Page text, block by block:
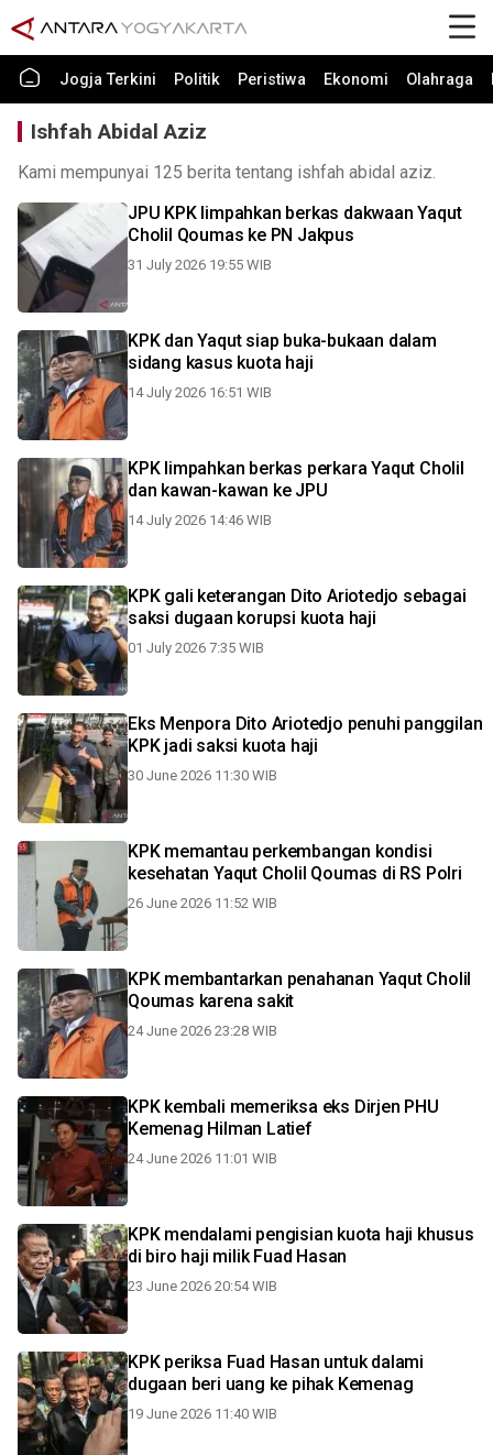
Jogja Terkini Politik Peristiwa Ekonomi Olahraga
Ishfah Abidal Aziz
Kami mempunyai 125 berita tentang ishfah abidal aziz.
JPU KPK limpahkan berkas dakwaan Yaqut
Cholil Qoumas ke PN Jakpus
31 July 2026 19:55 WIB
KPK dan Yaqut siap buka-bukaan dalam
sidang kasus kuota haji
14 July 2026 16:51 WIB
KPK limpahkan berkas perkara Yaqut Cholil
dan kawan-kawan ke JPU
14 July 2026 14:46 WIB
KPK gali keterangan Dito Ariotedjo sebagai
saksi dugaan korupsi kuota haji
01 July 2026 7:35 WIB
Eks Menpora Dito Ariotedjo penuhi panggilan
KPK jadi saksi kuota haji
30 June 2026 11:30 WIB
KPK memantau perkembangan kondisi
kesehatan Yaqut Cholil Qoumas di RS Polri
26 June 2026 11:52 WIB
KPK membantarkan penahanan Yaqut Cholil
Qoumas karena sakit
24 June 2026 23:28 WIB
KPK kembali memeriksa eks Dirjen PHU
Kemenag Hilman Latief
24 June 2026 11:01 WIB
KPK mendalami pengisian kuota haji khusus
di biro haji milik Fuad Hasan
23 June 2026 20:54 WIB
KPK periksa Fuad Hasan untuk dalami
dugaan beri uang ke pihak Kemenag
19 June 2026 11:40 WIB